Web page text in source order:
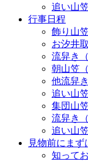
追い山
行事日程
飾り山
お汐井
流舁き（
朝山笠
他流舁
追い山
集団山
流舁き（
追い山笠
見物前にまず
知って